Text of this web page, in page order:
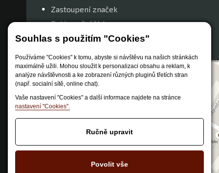
Souhlas s použitím "Cookies"
Používáme "Cookies" k tomu, abyste si návštěvu na našich stránkách
maximálně užili. Mohou sloužit k personalizaci obsahu a reklam, k
analýze návštěvnosti a ke zobrazení různých pluginů třetích stran
(např. socialní sítě, online chat).
Vaše nastavení "Cookies" a další informace najdete na stránce
nastavení "Cookies".
Ručně upravit
Povolit vše
Zastoupení značek
Reklamační řád
Nastavení soukromí